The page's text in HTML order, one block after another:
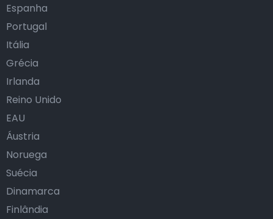
Espanha
Portugal
Itália
Grécia
Irlanda
Reino Unido
EAU
Áustria
Noruega
Suécia
Dinamarca
Finlândia